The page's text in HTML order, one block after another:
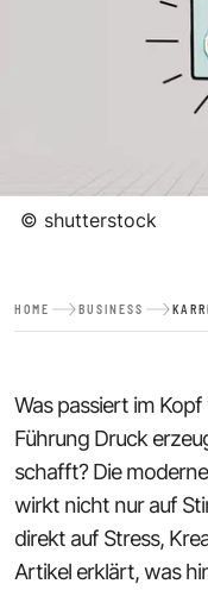
© shutterstock
HOME BUSINESS
Was passiert im
Führung Druck
schafft? Die
wirkt nicht nur auf
direkt auf Stress,
Artikel erklärt, was